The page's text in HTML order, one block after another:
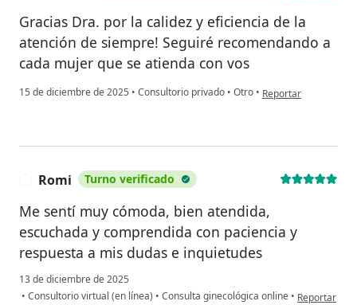
Gracias Dra. por la calidez y eficiencia de la
atención de siempre! Seguiré recomendando a
cada mujer que se atienda con vos
15 de diciembre de 2025 • Consultorio privado • Otro • en opinión del
Reportar
Romi Turno verificado
Me sentí muy cómoda, bien atendida,
escuchada y comprendida con paciencia y
respuesta a mis dudas e inquietudes
13 de diciembre de 2025
• Consultorio virtual (en línea) • Consulta ginecológica online • en opinión
Reportar